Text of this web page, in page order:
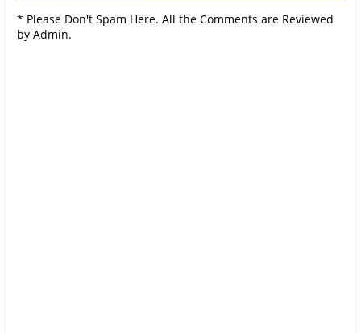
* Please Don't Spam Here. All the Comments are Reviewed
by Admin.